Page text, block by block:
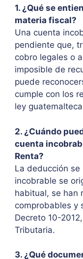
1. ¿Qué se
materia fiscal?
Una cuenta
pendiente que,
cobro legales o
imposible de
puede
cumple con los
ley
2. ¿Cuándo
cuenta
Renta?
La deducción
incobrable se
habitual, se han
comprobables y
Decreto 10-
Tributaria.
3. ¿Qué